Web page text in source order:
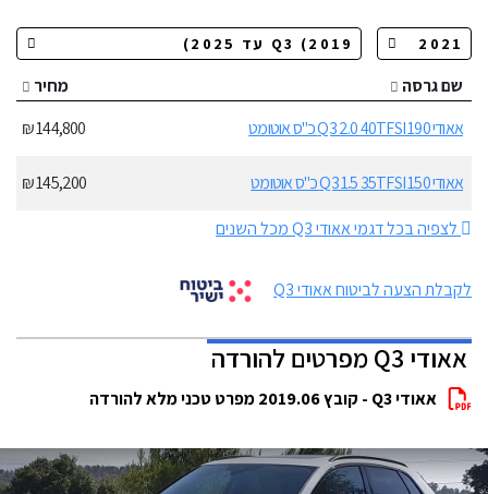
שם גרסה
מחיר
אאודי Q3 2.0 40TFSI 190 כ"ס אוטומט
144,800 ₪
אאודי Q3 1.5 35TFSI 150 כ"ס אוטומט
145,200 ₪
לצפיה בכל דגמי אאודי Q3 מכל השנים
לקבלת הצעה לביטוח אאודי Q3
אאודי Q3 מפרטים להורדה
אאודי Q3 - קובץ 2019.06 מפרט טכני מלא להורדה